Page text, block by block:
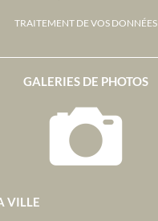
VILLE
GALERIES DE PHOTOS
TRAITEMENT DE VOS DONNÉES